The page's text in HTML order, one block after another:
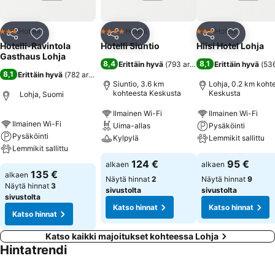
Jaa Lisää suosikkeihin
3 Tähtiluokitus
Hotelli
Hotelli-Ravintola
Gasthaus Lohja
8,1 Erittäin hyvä (782 arviota
Lohja, Suomi
Ilmainen Wi-Fi
Pysäköinti
Lemmikit sallittu
alkaen 135 €
Näytä hinnat 3
sivustolta
Katso hinnat
Jaa Lisää suosikkeihin
4 Tähtiluokitus
Hotelli
Hotelli Siuntio
8,4 Erittäin hyvä (793 arviota)
Siuntio, 3.6 km
kohteesta Keskusta
Ilmainen Wi-Fi
Uima-allas
Kylpylä
alkaen 124 €
Näytä hinnat 2
sivustolta
Katso hinnat
Jaa Lisää
3 Tähtiluokitus
Hotelli
Hiisi Hotel Lohja
8,1 Erittäin hyvä (
Lohja, 0.2 km
Keskusta
Ilmainen Wi-Fi
Pysäköinti
Lemmikit sallittu
alkaen 95 €
Näytä hinnat 9
sivustolta
Katso hinnat
Katso kaikki majoitukset kohteessa Lohja
Hintatrendi